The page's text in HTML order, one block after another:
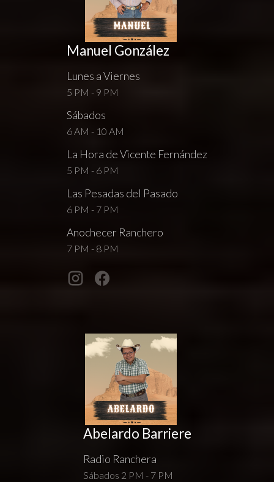
Manuel González
Lunes a Viernes
5 PM - 9 PM
Sábados
6 AM - 10 AM
La Hora de Vicente Fernández
5 PM - 6 PM
Las Pesadas del Pasado
6 PM - 7 PM
Anochecer Ranchero
7 PM - 8 PM
Abelardo Barriere
Radio Ranchera
Sábados 2 PM - 7 PM